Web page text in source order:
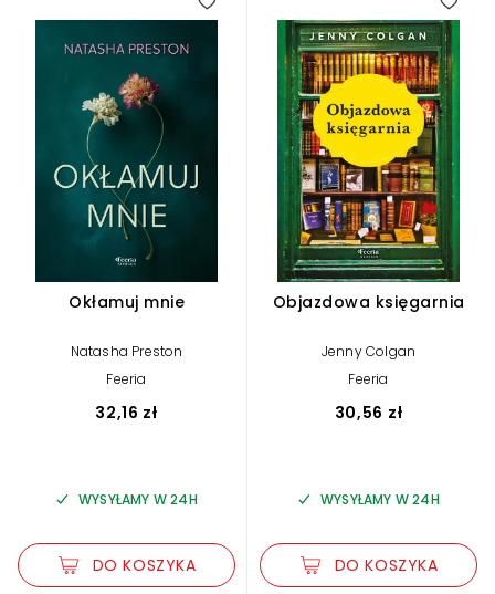
Okłamuj mnie
Natasha Preston
Feeria
32,16 zł
WYSYŁAMY W 24H
DO KOSZYKA
Objazdowa księgarnia
Jenny Colgan
Feeria
30,56 zł
WYSYŁAMY W 24H
DO KOSZYKA